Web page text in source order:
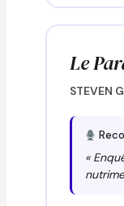
Le
STEVEN
«